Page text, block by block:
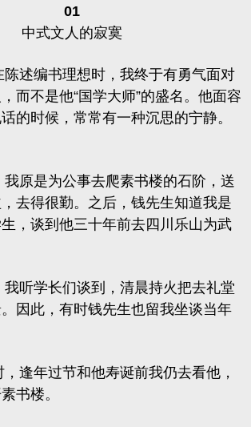
01
中式文人的寂寞
编书理想时，我终于有勇气面对
而不是他“国学大师”的盛名。他面容
的时候，常常有一种沉思的宁静。
是为公事去爬素书楼的石阶，送
去得很勤。之后，钱先生知道我是
，谈到他三十年前去四川乐山为武
学长们谈到，清晨持火把去礼堂
因此，有时钱先生也留我坐谈当年
年过节和他寿诞前我仍去看他，
书楼。